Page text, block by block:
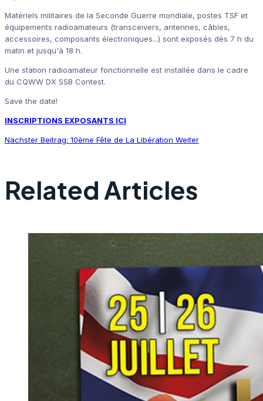
Matériels militaires de la Seconde Guerre mondiale, postes TSF et
équipements radioamateurs (transceivers, antennes, câbles,
accessoires, composants électroniques...) sont exposés dès 7 h du
matin et jusqu'à 18 h.
Une station radioamateur fonctionnelle est installée dans le cadre
du CQWW DX SSB Contest.
Save the date!
INSCRIPTIONS EXPOSANTS ICI
Nächster Beitrag: 10ème Fête de La Libération Weiter
Related Articles